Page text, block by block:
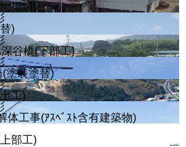
揚場)
)
谷橋(下部工)
(塗装塗替)
工)
体工事(ｱｽﾍﾞｽﾄ含有建築物)
部工)